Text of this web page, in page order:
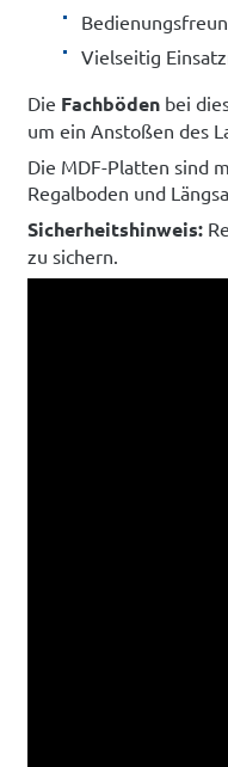
Vielseitig
Die Fachböden bei
um ein Anstoßen des
Die MDF-Platten sind
Regalboden und
Sicherheitshinweis:
zu sichern.